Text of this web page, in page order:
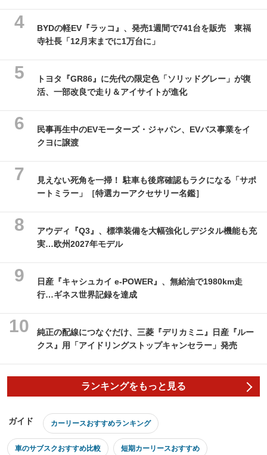
BYDの軽EV『ラッコ』、発売1週間で741台を販売 東福
寺社長「12月末までに1万台に」
トヨタ『GR86』に先代の限定色「ソリッドグレー」が復
活、一部改良で走り＆アイサイトが進化
民事再生中のEVモーターズ・ジャパン、EVバス事業をイ
クヨに譲渡
見えない死角を一掃！ 駐車も後席確認もラクになる「サポ
ートミラー」［特選カーアクセサリー名鑑］
アウディ『Q3』、標準装備を大幅強化しデジタル機能も充
実…欧州2027年モデル
日産『キャシュカイ e-POWER』、無給油で1980km走
行…ギネス世界記録を達成
純正の配線につなぐだけ、三菱『デリカミニ』日産『ルー
クス』用「アイドリングストップキャンセラー」発売
ランキングをもっと見る
ガイド カーリースおすすめランキング
車のサブスクおすすめ比較 短期カーリースおすすめ